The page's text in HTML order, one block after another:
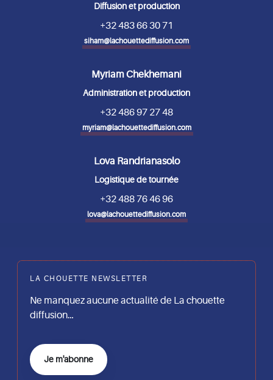
Diffusion et production
+32 483 66 30 71
siham@lachouettediffusion.com
Myriam Chekhemani
Administration et production
+32 486 97 27 48
myriam@lachouettediffusion.com
Lova Randrianasolo
Logistique de tournée
+32 488 76 46 96
lova@lachouettediffusion.com
LA CHOUETTE NEWSLETTER
Ne manquez aucune actualité de La chouette
diffusion…
Je m'abonne